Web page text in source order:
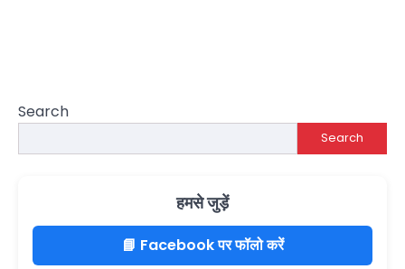
Search
Search
हमसे जुड़ें
📘 Facebook पर फॉलो करें